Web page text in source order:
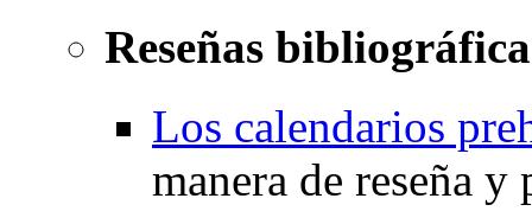
Reseñas
Los calendarios
manera de reseña y